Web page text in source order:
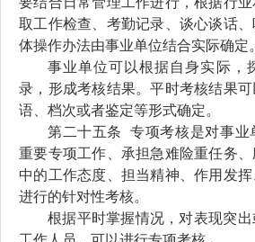
取工作检查、考勤记录、谈心谈话
体操作办法由事业单位结合实际确定。
事业单位可以根据自身实际，
录， 形成考核结果。平时考核结果
语、档次或者鉴定等形式确定。
第二十五条
专项考核是对事业
重要专项工作、承担急难险重任务
中的工作态度、担当精神、作用发
进行的针对性考核。
根据平时掌握情况，对表现突